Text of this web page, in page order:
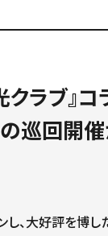
ラブ』コ
巡回開催
し、大好評を博